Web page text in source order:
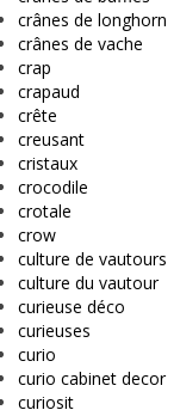
crânes de longhorn
crânes de vache
crap
crapaud
crête
creusant
cristaux
crocodile
crotale
crow
culture de vautours
culture du vautour
curieuse déco
curieuses
curio
curio cabinet decor
curiosit